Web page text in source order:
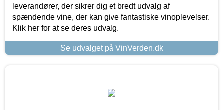
leverandører, der sikrer dig et bredt udvalg af
spændende vine, der kan give fantastiske vinoplevelser.
Klik her for at se deres udvalg.
Se udvalget på VinVerden.dk